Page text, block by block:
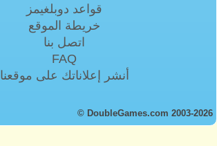
قواعد دوبلغيمز
خريطة الموقع
اتصل بنا
FAQ
أنشر إعلاناتك على موقعنا
© DoubleGames.com 2003-2026